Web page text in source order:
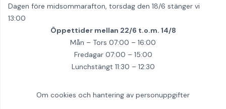
Dagen före midsommarafton, torsdag den 18/6 stänger vi
13:00
Öppettider mellan 22/6 t.o.m. 14/8
Mån – Tors 07:00 – 16:00
Fredagar 07:00 – 15:00
Lunchstängt 11:30 – 12:30
Om cookies och hantering av personuppgifter